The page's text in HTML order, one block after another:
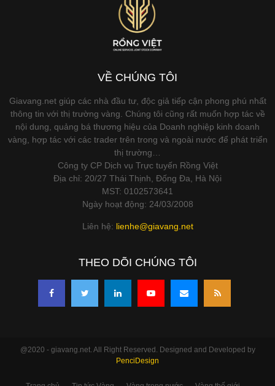
VỀ CHÚNG TÔI
Giavang.net giúp các nhà đầu tư, độc giả tiếp cận phong phú nhất
thông tin với thị trường vàng. Chúng tôi cũng rất muốn hợp tác về
nội dung, quảng bá thương hiệu của Doanh nghiệp kinh doanh
vàng, hợp tác với các trader trên trong và ngoài nước để phát triển
thị trường…
Công ty CP Dịch vụ Trực tuyến Rồng Việt
Địa chỉ: 20/27 Thái Thịnh, Đống Đa, Hà Nội
MST: 0102573641
Ngày hoạt động: 24/03/2008
Liên hệ: lienhe@giavang.net
THEO DÕI CHÚNG TÔI
@2020 - giavang.net. All Right Reserved. Designed and Developed by
PenciDesign